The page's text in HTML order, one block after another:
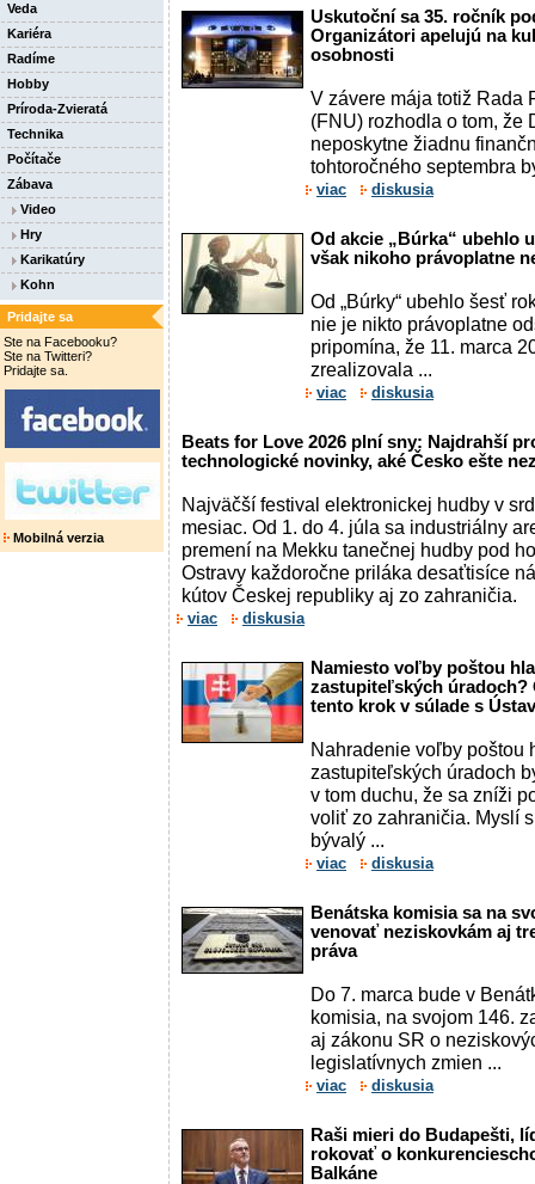
Veda
Kariéra
Radíme
Hobby
Príroda-Zvieratá
Technika
Počítače
Zábava
Video
Hry
Karikatúry
Kohn
Pridajte sa
Ste na Facebooku?
Ste na Twitteri?
Pridajte sa.
Mobilná verzia
Uskutoční sa 35. ročník
Organizátori apelujú na
osobnosti
V závere mája totiž Rada
(FNU) rozhodla o tom, že
neposkytne žiadnu
tohtoročného septembra
viac diskusia
Od akcie „Búrka“ ubehlo
však nikoho právoplatne
Od „Búrky“ ubehlo šesť
nie je nikto právoplatne
pripomína, že 11. marca
zrealizovala ...
viac diskusia
Beats for Love 2026 plní sny: Najdrahší
technologické novinky, aké Česko ešte
Najväčší festival elektronickej hudby v
mesiac. Od 1. do 4. júla sa industriálny
premení na Mekku tanečnej hudby pod
Ostravy každoročne priláka desaťtisíce
kútov Českej republiky aj zo zahraničia.
viac diskusia
Namiesto voľby poštou
zastupiteľských úradoch?
tento krok v súlade s
Nahradenie voľby poštou
zastupiteľských úradoch
v tom duchu, že sa zníži
voliť zo zahraničia. Myslí
bývalý ...
viac diskusia
Benátska komisia sa na
venovať neziskovkám aj
práva
Do 7. marca bude v
komisia, na svojom 146.
aj zákonu SR o
legislatívnych zmien ...
viac diskusia
Raši mieri do Budapešti,
rokovať o
Balkáne